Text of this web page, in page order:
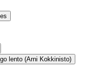
lento (Arni Kokkinisto)